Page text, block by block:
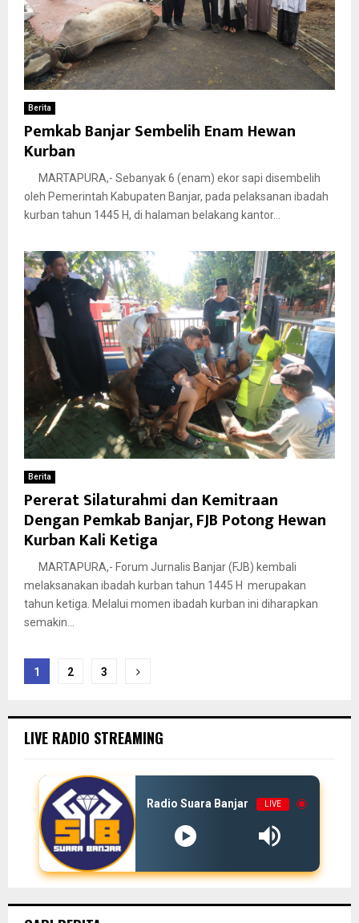
Berita
Pemkab Banjar Sembelih Enam Hewan
Kurban
MARTAPURA,- Sebanyak 6 (enam) ekor sapi disembelih
oleh Pemerintah Kabupaten Banjar, pada pelaksanan ibadah
kurban tahun 1445 H, di halaman belakang kantor...
Berita
Pererat Silaturahmi dan Kemitraan
Dengan Pemkab Banjar, FJB Potong Hewan
Kurban Kali Ketiga
MARTAPURA,- Forum Jurnalis Banjar (FJB) kembali
melaksanakan ibadah kurban tahun 1445 H merupakan
tahun ketiga. Melalui momen ibadah kurban ini diharapkan
semakin...
Paginasi
1 2 3
LIVE RADIO STREAMING
Radio Suara Banjar LIVE